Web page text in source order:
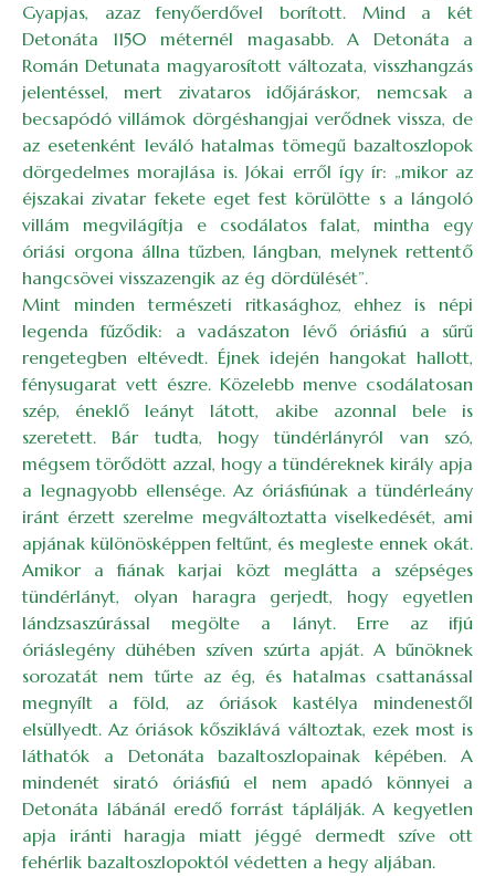
Gyapjas, azaz fenyőerdővel borított. Mind a két
Detonáta 1150 méternél magasabb. A Detonáta a
Román Detunata magyarosított változata, visszhangzás
jelentéssel, mert zivataros időjáráskor, nemcsak a
becsapódó villámok dörgéshangjai verődnek vissza, de
az esetenként leváló hatalmas tömegű bazaltoszlopok
dörgedelmes morajlása is. Jókai erről így ír: „mikor az
éjszakai zivatar fekete eget fest körülötte s a lángoló
villám megvilágítja e csodálatos falat, mintha egy
óriási orgona állna tűzben, lángban, melynek rettentő
hangcsövei visszazengik az ég dördülését”.
Mint minden természeti ritkasághoz, ehhez is népi
legenda fűződik: a vadászaton lévő óriásfiú a sűrű
rengetegben eltévedt. Éjnek idején hangokat hallott,
fénysugarat vett észre. Közelebb menve csodálatosan
szép, éneklő leányt látott, akibe azonnal bele is
szeretett. Bár tudta, hogy tündérlányról van szó,
mégsem törődött azzal, hogy a tündéreknek király apja
a legnagyobb ellensége. Az óriásfiúnak a tündérleány
iránt érzett szerelme megváltoztatta viselkedését, ami
apjának különösképpen feltűnt, és megleste ennek okát.
Amikor a fiának karjai közt meglátta a szépséges
tündérlányt, olyan haragra gerjedt, hogy egyetlen
lándzsaszúrással megölte a lányt. Erre az ifjú
óriáslegény dühében szíven szúrta apját. A bűnöknek
sorozatát nem tűrte az ég, és hatalmas csattanással
megnyílt a föld, az óriások kastélya mindenestől
elsüllyedt. Az óriások kősziklává változtak, ezek most is
láthatók a Detonáta bazaltoszlopainak képében. A
mindenét sirató óriásfiú el nem apadó könnyei a
Detonáta lábánál eredő forrást táplálják. A kegyetlen
apja iránti haragja miatt jéggé dermedt szíve ott
fehérlik bazaltoszlopoktól védetten a hegy aljában.